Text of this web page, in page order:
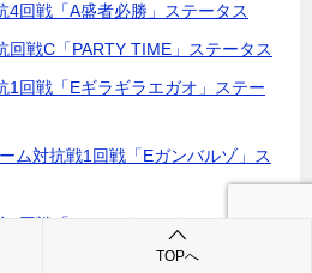
4回戦「A盛者必勝」ステータス
回戦C「PARTY TIME」ステータス
1回戦「Eギラギラエガオ」ステー
ム対抗戦1回戦「Eガンバルゾ」ス
4回戦「ジ・エイペックス」ステー
TOPへ